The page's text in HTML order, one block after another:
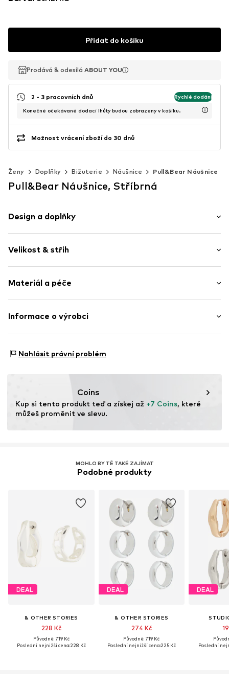
Přidat do košíku
Prodává & odesílá ABOUT YOU
Prodává & odesílá ABOUT YOU
2 - 3 pracovních dnů Rychlé dodání
Konečné očekávané dodací lhůty budou zobrazeny v košíku.
Možnost vrácení zboží do 30 dnů
Ženy Doplňky Bižuterie Náušnice Pull&Bear Náušnice
Pull&Bear Náušnice, Stříbrná
Design a doplňky
2dílné
Velikost & střih
Materiál a péče
Materiál: Zinek, Mosaz
Nesušit v sušičce
Informace o výrobci
Edificio Inditex
www.pullandbear.com
Nahlásit právní problém
Coins
Kup si tento produkt teď a získej až +7 Coins, které
můžeš proměnit ve slevu.
MOHLO BY TĚ TAKÉ ZAJÍMAT
Podobné produkty
DEAL
& OTHER STORIES
228 Kč
Původně: 719 Kč
Poslední nejnižší cena:228 Kč
DEAL
& OTHER STORIES
274 Kč
Původně: 719 Kč
Poslední nejnižší cena:225 Kč
DEAL
Poslední